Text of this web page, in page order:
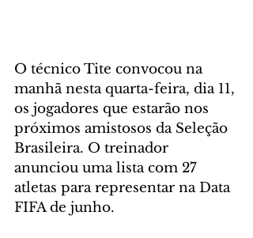
O técnico Tite convocou na
manhã nesta quarta-feira, dia 11,
os jogadores que estarão nos
próximos amistosos da Seleção
Brasileira. O treinador
anunciou uma lista com 27
atletas para representar na Data
FIFA de junho.